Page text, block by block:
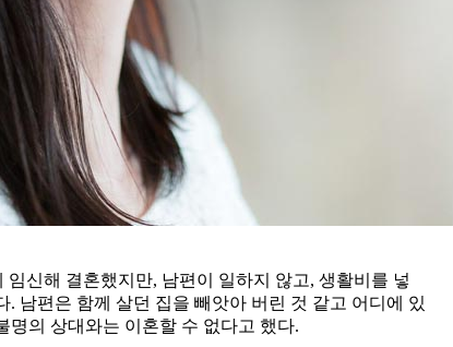
신해 결혼했지만, 남편이 일하지 않고, 생활비를 넣
남편은 함께 살던 집을 빼앗아 버린 것 같고 어디에 있
명의 상대와는 이혼할 수 없다고 했다.